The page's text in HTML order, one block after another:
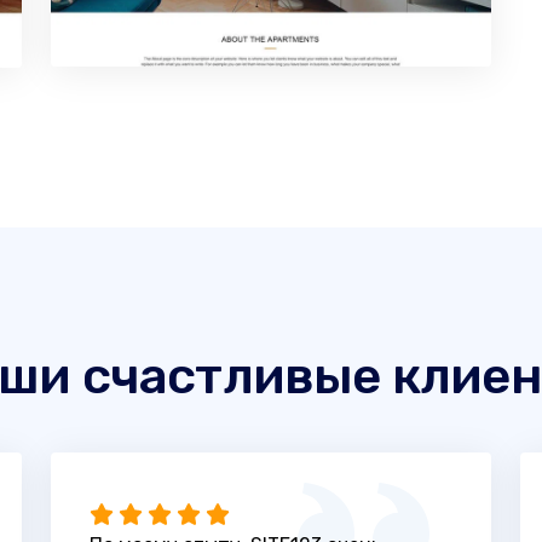
счастливые